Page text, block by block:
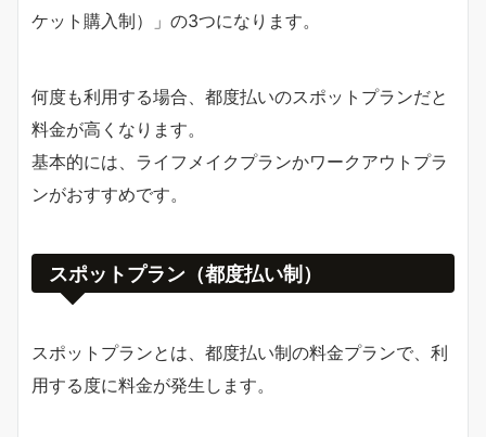
ケット購入制）」の3つになります。
何度も利用する場合、都度払いのスポットプランだと
料金が高くなります。
基本的には、ライフメイクプランかワークアウトプラ
ンがおすすめです。
スポットプラン（都度払い制）
スポットプランとは、都度払い制の料金プランで、利
用する度に料金が発生します。